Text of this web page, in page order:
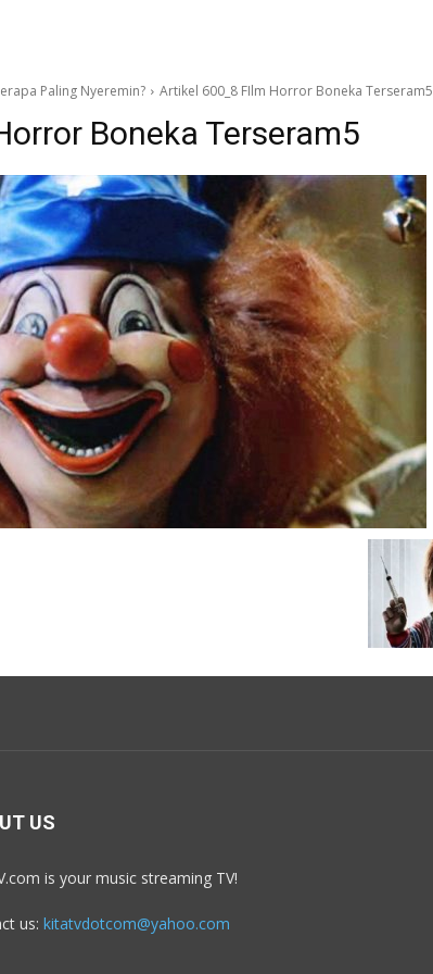
Paling Nyeremin? Artikel 600_8 FIlm Horror Boneka Terseram5
Boneka Terseram5
US
is your music streaming TV!
us: kitatvdotcom@yahoo.com